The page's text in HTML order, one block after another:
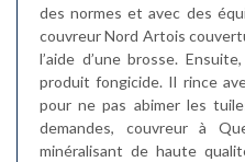
des normes et avec des
couvreur Nord Artois
l’aide d’une brosse.
produit fongicide. Il rince
pour ne pas abimer les
demandes, couvreur à
minéralisant de haute